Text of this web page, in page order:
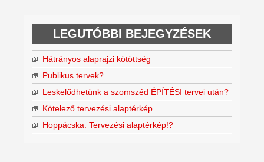
LEGUTÓBBI BEJEGYZÉSEK
Hátrányos alaprajzi kötöttség
Publikus tervek?
Leskelődhetünk a szomszéd ÉPÍTÉSI tervei után?
Kötelező tervezési alaptérkép
Hoppácska: Tervezési alaptérkép!?